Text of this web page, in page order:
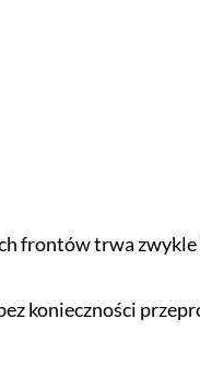
frontów trwa
konieczności